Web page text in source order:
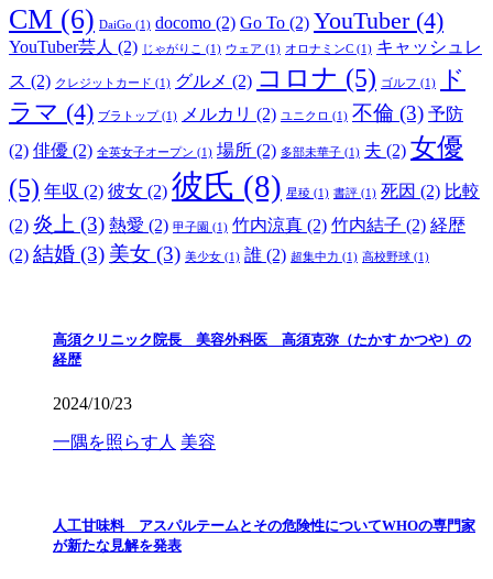
CM (6) DaiGo (1) docomo (2) Go To (2) YouTuber(4)
YouTuber芸人 (2) じゃがりこ (1) ウェア (1) オロナミンC (1) キャッシュレ
ス (2) クレジットカード (1) グルメ (2) コロナ (5) ゴルフ (1)
ド
ラマ (4) ブラトップ(1) メルカリ (2) ユニクロ (1) 不倫 (3) 予防
(2) 俳優 (2) 全英女子オープン (1) 場所 (2) 多部未華子 (1) 夫 (2) 女優
(5) 年収 (2) 彼女 (2) 彼氏 (8) 星稜 (1) 書評 (1) 死因 (2) 比較
(2) 炎上 (3) 熱愛 (2) 甲子園 (1) 竹内涼真 (2) 竹内結子 (2) 経歴
(2) 結婚 (3) 美女 (3) 美少女 (1) 誰 (2) 超集中力 (1) 高校野球 (1)
高須クリニック院長 美容外科医 高須克弥（たかす かつや）の
経歴
2024/10/23
一隅を照らす人 美容
人工甘味料 アスパルテームとその危険性についてWHOの専門家
が新たな見解を発表